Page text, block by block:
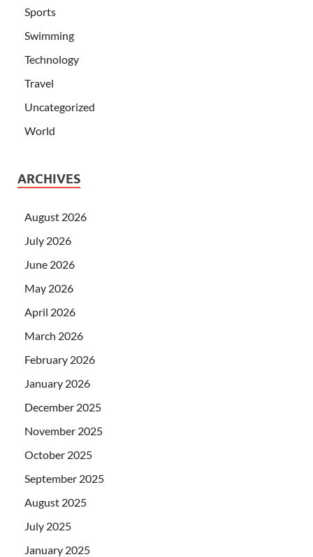
Sports
Swimming
Technology
Travel
Uncategorized
World
ARCHIVES
August 2026
July 2026
June 2026
May 2026
April 2026
March 2026
February 2026
January 2026
December 2025
November 2025
October 2025
September 2025
August 2025
July 2025
January 2025